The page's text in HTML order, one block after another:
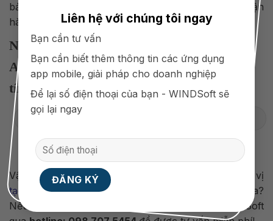
Liên hệ với chúng tôi ngay
Bạn cần tư vấn
Bạn cần biết thêm thông tin các ứng dụng
app mobile, giải pháp cho doanh nghiệp
Để lại số điện thoại của bạn - WINDSoft sẽ
gọi lại ngay
bảo mật thông tin của khách hàng và khả năng vận
hành ứng dụng.
Nhận tư vấn miễn phí về giải pháp thiết kế
App Mobile của WINDSoft với 6 năm uy
tín!
Vậy doanh nghiệp của bạn đã tìm kiếm được đơn vị
tạo app bán hàngchuyên nghiệp và uy tín hay chưa?
Nếu chưa đừng ngần ngại liên hệ ngay cho WINDSoft